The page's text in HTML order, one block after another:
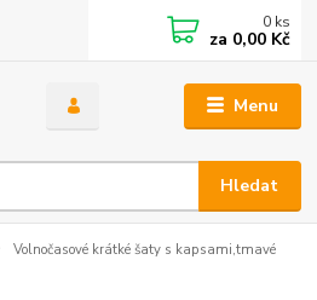
Menu
Hledat
0 ks
za 0,00 Kč
Volnočasové krátké šaty s kapsami,tmavé